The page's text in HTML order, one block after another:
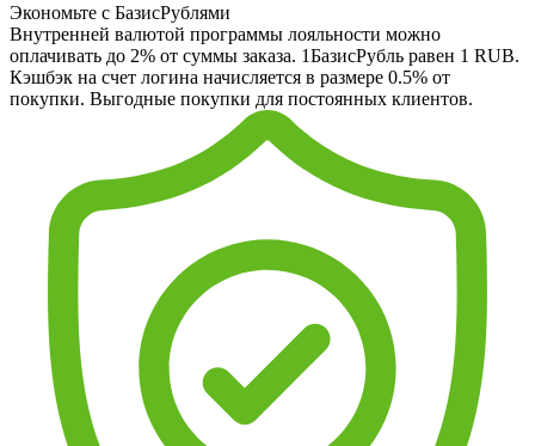
Экономьте с БазисРублями
Внутренней валютой программы лояльности можно
оплачивать до 2% от суммы заказа. 1БазисРубль равен 1 RUB.
Кэшбэк на счет логина начисляется в размере 0.5% от
покупки. Выгодные покупки для постоянных клиентов.